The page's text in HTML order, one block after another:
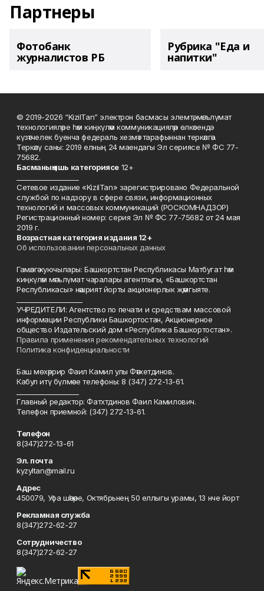
Партнеры
Фотобанк
журналистов РБ
Рубрика "Еда и
напитки"
© 2019-2026 “KizilTan” электрон басмасы элемтә, мәгълүмат
технологияләре һәм киңкүләм коммуникацияләр өлкәсендә
күзәтчелек буенча федераль хезмәт тарафыннан теркәлгән.
Теркәлү саны: 2019 елның 24 маендагы Эл сериясе № ФС 77-
75682.
Басманың яшь категориясе12+
Сетевое издание «KizilTan» зарегистрировано Федеральной
службой по надзору в сфере связи, информационных
технологий и массовых коммуникаций (РОСКОМНАДЗОР)
Регистрационный номер: серия Эл № ФС 77-75682 от 24 мая
2019 г.
Возрастная категория издания 12+
Об использовании персональных данных
Гамәлгә куючылары: Башкортстан Республикасы Матбугат һәм
киңкүләм мәгълүмат чаралары агентлыгы, «Башкортстан
Республикасы» нәшрият йорты акционерлык җәмгыяте.
УЧРЕДИТЕЛИ: Агентство по печати и средствам массовой
информации Республики Башкортостан, Акционерное
общество Издательский дом «Республика Башкортостан».
Правила применения рекомендательных технологий
Политика конфиденциальности
Баш мөхәррир Фаил Камил улы Фәтхетдинов.
Кабул итү бүлмәсе телефоны: 8 (347) 272-13-61.
Главный редактор: Фатхтдинов Фаил Камилович.
Телефон приемной: (347) 272-13-61.
Телефон
8(347)272-13-61
Эл. почта
kyzyltan@mail.ru
Адрес
450079, Уфа шәһәре, Октябрьнең 50 еллыгы урамы, 13 нче йорт
Рекламная служба
8(347)272-62-27
Сотрудничество
8(347)272-62-27